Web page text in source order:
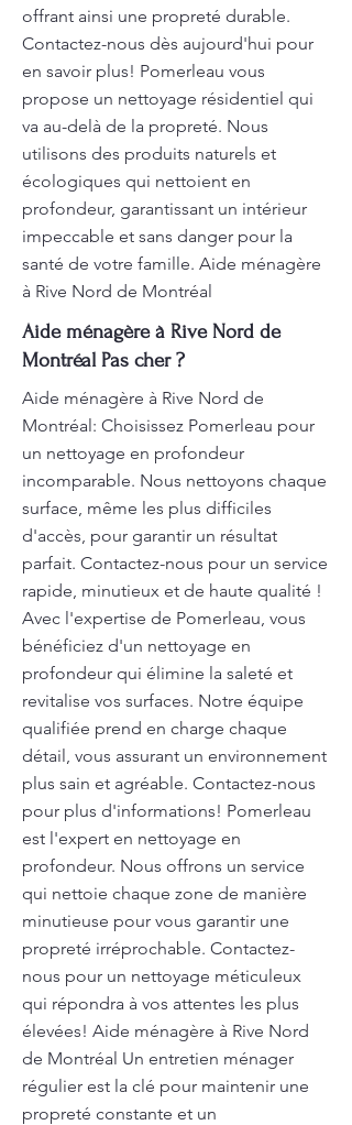
offrant ainsi une propreté durable.
Contactez-nous dès aujourd'hui pour
en savoir plus! Pomerleau vous
propose un nettoyage résidentiel qui
va au-delà de la propreté. Nous
utilisons des produits naturels et
écologiques qui nettoient en
profondeur, garantissant un intérieur
impeccable et sans danger pour la
santé de votre famille. Aide ménagère
à Rive Nord de Montréal
Aide ménagère à Rive Nord de
Montréal Pas cher ?
Aide ménagère à Rive Nord de
Montréal: Choisissez Pomerleau pour
un nettoyage en profondeur
incomparable. Nous nettoyons chaque
surface, même les plus difficiles
d'accès, pour garantir un résultat
parfait. Contactez-nous pour un service
rapide, minutieux et de haute qualité !
Avec l'expertise de Pomerleau, vous
bénéficiez d'un nettoyage en
profondeur qui élimine la saleté et
revitalise vos surfaces. Notre équipe
qualifiée prend en charge chaque
détail, vous assurant un environnement
plus sain et agréable. Contactez-nous
pour plus d'informations! Pomerleau
est l'expert en nettoyage en
profondeur. Nous offrons un service
qui nettoie chaque zone de manière
minutieuse pour vous garantir une
propreté irréprochable. Contactez-
nous pour un nettoyage méticuleux
qui répondra à vos attentes les plus
élevées! Aide ménagère à Rive Nord
de Montréal Un entretien ménager
régulier est la clé pour maintenir une
propreté constante et un